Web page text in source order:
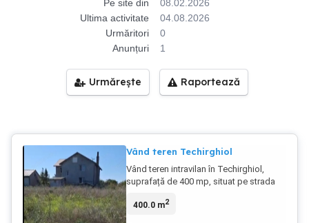
Pe site din
08.02.2026
Ultima activitate
04.08.2026
Urmăritori
0
Anunțuri
1
Urmărește Raportează
Vând teren Techirghiol
Vând teren intravilan în Techirghiol,
suprafață de 400 mp, situat pe strada
juridic, actele sunt complete și la zi,
400.0 m2